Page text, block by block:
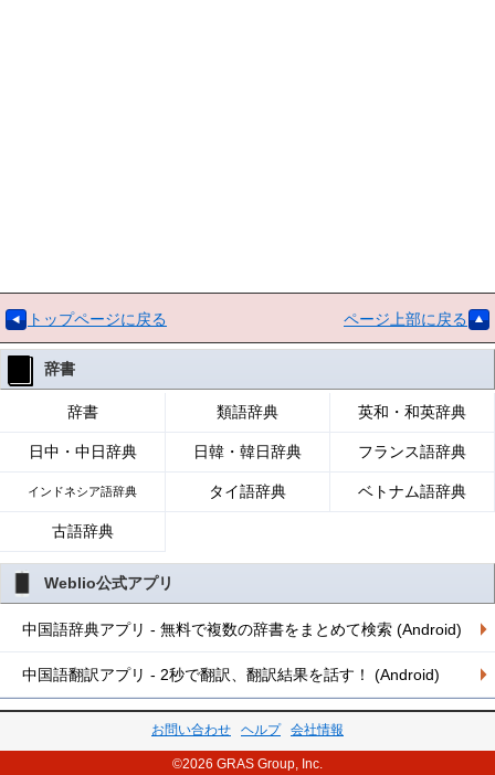
トップページに戻る ページ上部に戻る
辞書
辞書 類語辞典 英和・和英辞典
日中・中日辞典 日韓・韓日辞典 フランス語辞典
インドネシア語辞典 タイ語辞典 ベトナム語辞典
古語辞典
Weblio公式アプリ
中国語辞典アプリ - 無料で複数の辞書をまとめて検索 (Android)
中国語翻訳アプリ - 2秒で翻訳、翻訳結果を話す！ (Android)
お問い合わせ ヘルプ 会社情報
©2026 GRAS Group, Inc.